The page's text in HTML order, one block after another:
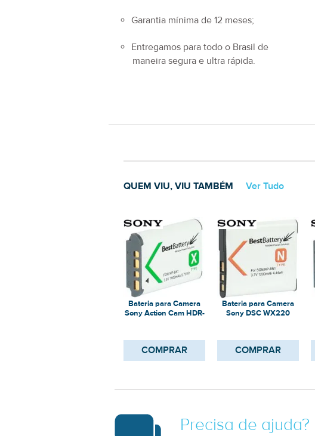
Garantia mínima de 12 meses;
Entregamos para todo o Brasil de
maneira segura e ultra rápida.
Ver Tudo
QUEM VIU, VIU TAMBÉM
Bateria para Camera
Sony Action Cam HDR-
COMPRAR
Bateria para Camera
Sony DSC WX220
COMPRAR
Precisa de ajuda?